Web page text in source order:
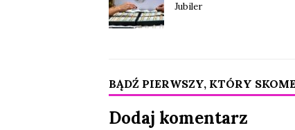
Jubiler
BĄDŹ PIERWSZY, KTÓRY
Dodaj komentarz